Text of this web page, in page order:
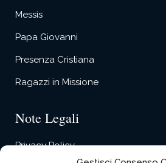
Messis
Papa Giovanni
Presenza Cristiana
Ragazzi in Missione
Note Legali
Privacy Policy